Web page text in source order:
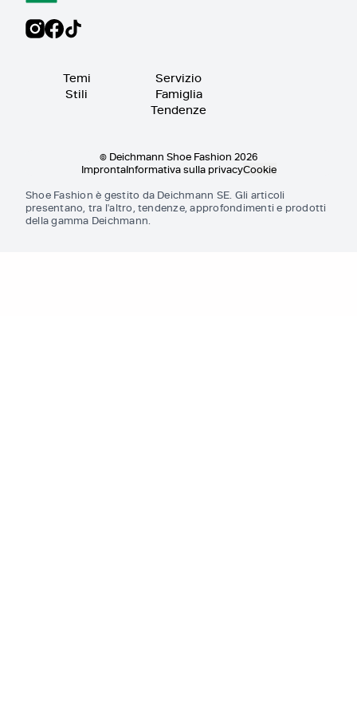
Temi
Stili
Servizio
Famiglia
Tendenze
© Deichmann Shoe Fashion 2026
ImprontaInformativa sulla privacyCookie
Shoe Fashion è gestito da Deichmann SE. Gli articoli
presentano, tra l'altro, tendenze, approfondimenti e prodotti
della gamma Deichmann.